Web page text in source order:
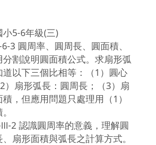
5-6年級(三)
3 圓周率、圓周長、圓面積、
割說明圓面積公式。求扇形弧
以下三個比相等：（1）圓心
）扇形弧長：圓周長；（3）扇
，但應用問題只處理用（1）
2 認識圓周率的意義，理解圓
扇形面積與弧長之計算方式。